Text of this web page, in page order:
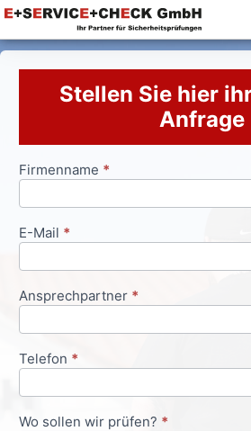
Stellen Sie hier
Anfrage
Anfrageformular
Firmenname *
E-Mail *
Ansprechpartner *
Telefon *
Wo sollen wir prüfen? *